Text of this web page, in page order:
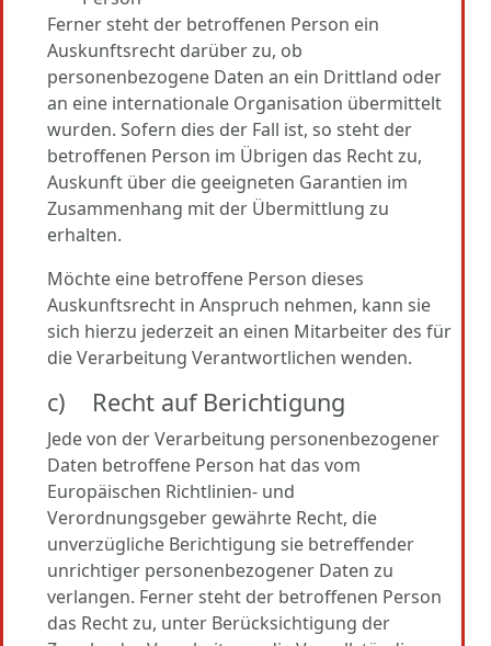
Ferner steht der betroffenen Person ein
Auskunftsrecht darüber zu, ob
personenbezogene Daten an ein Drittland oder
an eine internationale Organisation übermittelt
wurden. Sofern dies der Fall ist, so steht der
betroffenen Person im Übrigen das Recht zu,
Auskunft über die geeigneten Garantien im
Zusammenhang mit der Übermittlung zu
erhalten.
Möchte eine betroffene Person dieses
Auskunftsrecht in Anspruch nehmen, kann sie
sich hierzu jederzeit an einen Mitarbeiter des für
die Verarbeitung Verantwortlichen wenden.
c) Recht auf Berichtigung
Jede von der Verarbeitung personenbezogener
Daten betroffene Person hat das vom
Europäischen Richtlinien- und
Verordnungsgeber gewährte Recht, die
unverzügliche Berichtigung sie betreffender
unrichtiger personenbezogener Daten zu
verlangen. Ferner steht der betroffenen Person
das Recht zu, unter Berücksichtigung der